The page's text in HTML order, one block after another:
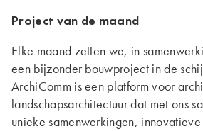
Project van de maand
Elke maand zetten we, in
een bijzonder bouwproject in de
ArchiComm is een platform voor
landschapsarchitectuur dat met ons
unieke samenwerkingen,